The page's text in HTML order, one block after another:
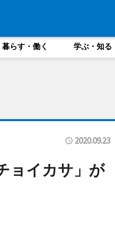
暮らす・働く 学ぶ・知る
2020.09.23
ョイカサ」が